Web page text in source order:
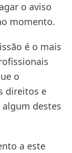
o aviso
momento.
é o mais
o
direitos e
algum destes
a este